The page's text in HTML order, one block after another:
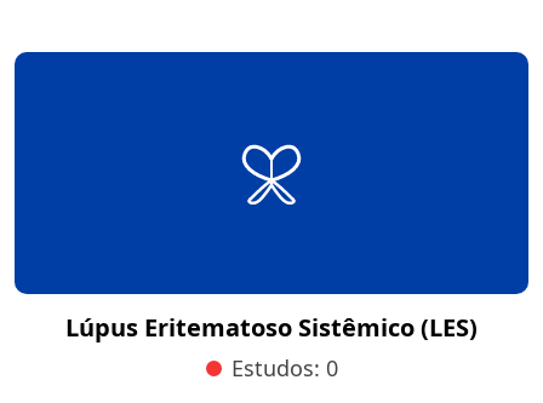
Lúpus Eritematoso Sistêmico (LES)
Estudos: 0